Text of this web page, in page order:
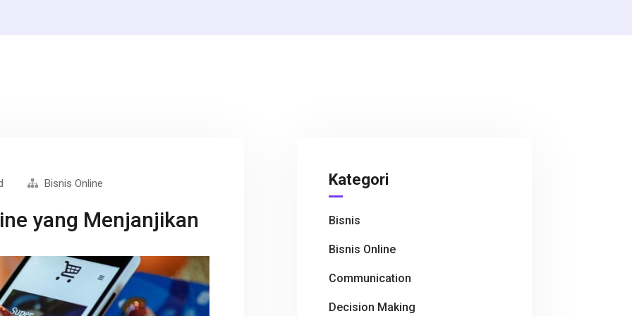
Bisnis Online
yang Menjanjikan
Kategori
Bisnis
Bisnis Online
Communication
Decision Making